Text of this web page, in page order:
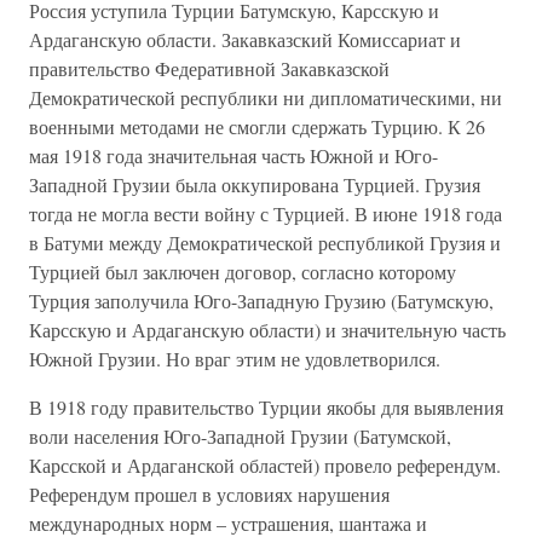
Россия уступила Турции Батумскую, Карсскую и
Ардаганскую области. Закавказский Комиссариат и
правительство Федеративной Закавказской
Демократической республики ни дипломатическими, ни
военными методами не смогли сдержать Турцию. К 26
мая 1918 года значительная часть Южной и Юго-
Западной Грузии была оккупирована Турцией. Грузия
тогда не могла вести войну с Турцией. В июне 1918 года
в Батуми между Демократической республикой Грузия и
Турцией был заключен договор, согласно которому
Турция заполучила Юго-Западную Грузию (Батумскую,
Карсскую и Ардаганскую области) и значительную часть
Южной Грузии. Но враг этим не удовлетворился.
В 1918 году правительство Турции якобы для выявления
воли населения Юго-Западной Грузии (Батумской,
Карсской и Ардаганской областей) провело референдум.
Референдум прошел в условиях нарушения
международных норм – устрашения, шантажа и